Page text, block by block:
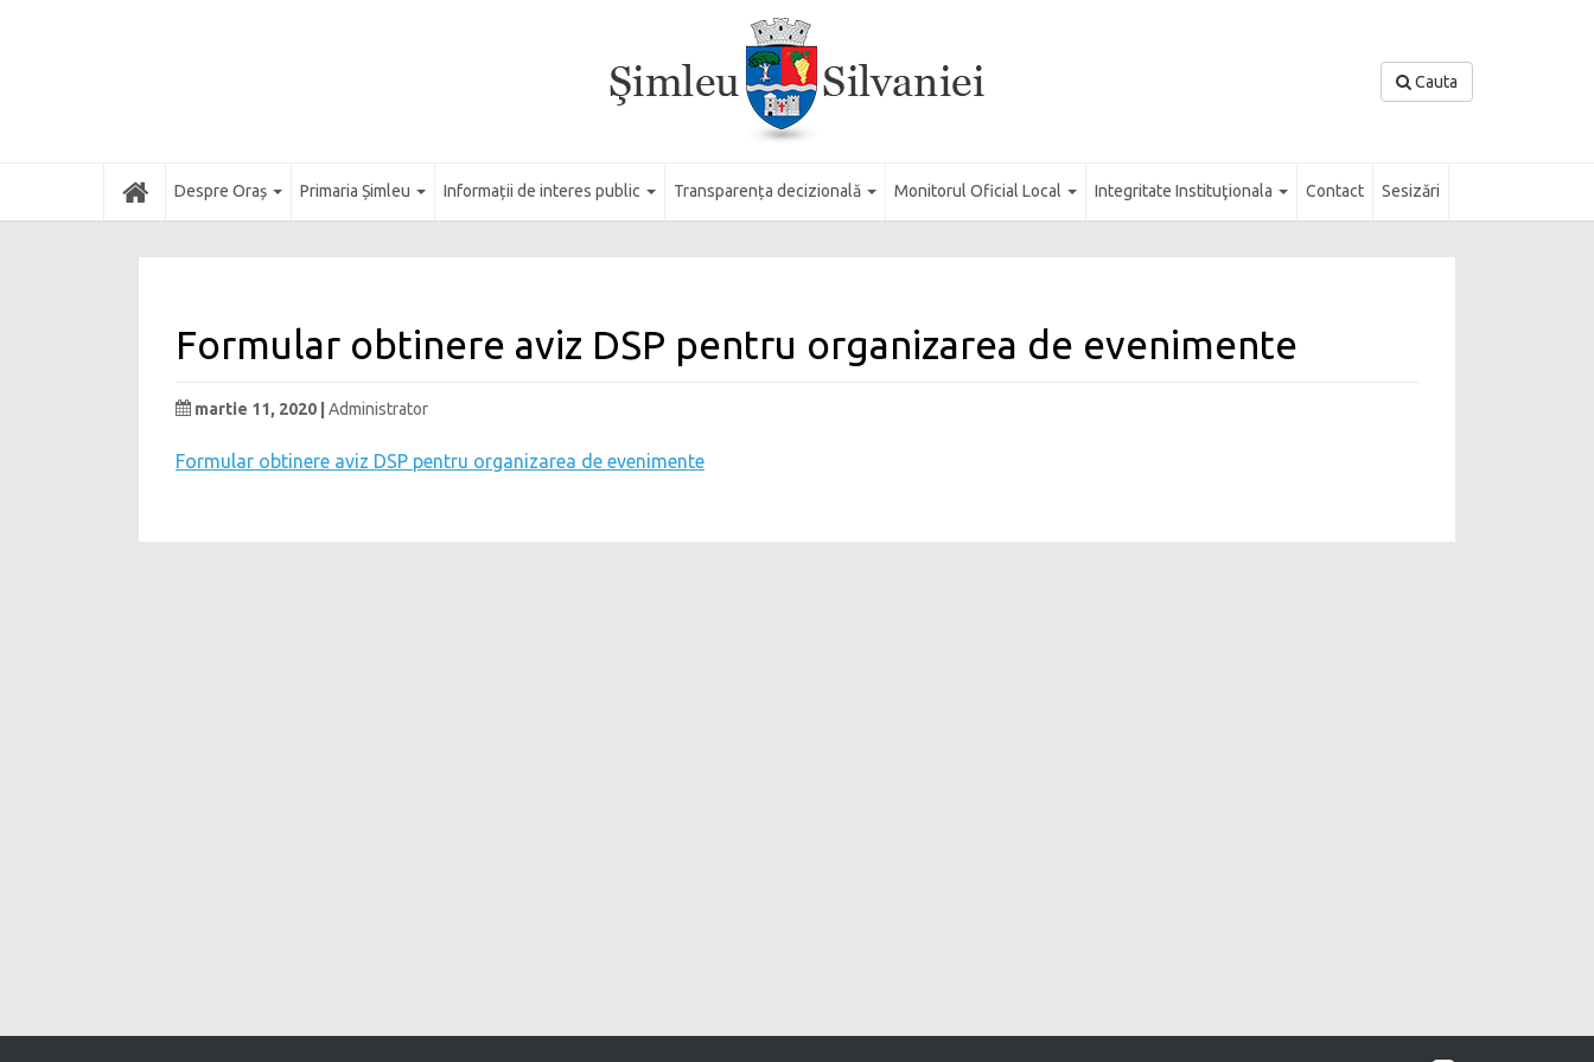
Cauta
Acasă Despre Oraș Primaria Șimleu Informații de interes public Transparența decizională Monitorul Oficial Local Integritate Instituţionala Contact Sesizări
Formular obtinere aviz DSP pentru organizarea de evenimente
martie 11, 2020 | Administrator
Formular obtinere aviz DSP pentru organizarea de evenimente